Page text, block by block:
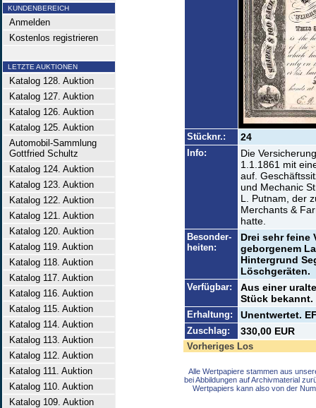
KUNDENBEREICH
Anmelden
Kostenlos registrieren
LETZTE AUKTIONEN
Katalog 128. Auktion
Katalog 127. Auktion
Katalog 126. Auktion
Katalog 125. Auktion
Automobil-Sammlung
Gottfried Schultz
Katalog 124. Auktion
Katalog 123. Auktion
Katalog 122. Auktion
Katalog 121. Auktion
Katalog 120. Auktion
Katalog 119. Auktion
Katalog 118. Auktion
Katalog 117. Auktion
Katalog 116. Auktion
Katalog 115. Auktion
Katalog 114. Auktion
Katalog 113. Auktion
Katalog 112. Auktion
Katalog 111. Auktion
Katalog 110. Auktion
Katalog 109. Auktion
Stücknr.: 24
Info:
Die
1.1.1861 mit
auf.
und Mechanic
L. Putnam, der
Merchants &
hatte.
Besonder-
heiten:
Drei sehr feine
geborgenem
Hintergrund
Löschgeräten.
Verfügbar:
Aus einer
Stück bekannt.
Erhaltung: Unentwertet.
Zuschlag: 330,00 EUR
Vorheriges Los
Alle Wertpapiere stammen aus
bei Abbildungen auf Archivmaterial
Wertpapiers kann also von der